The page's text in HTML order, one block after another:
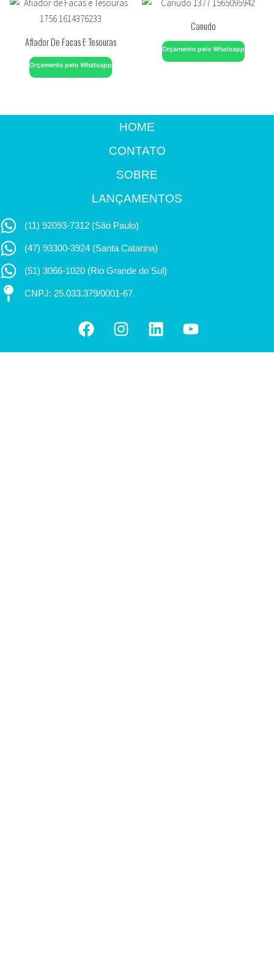
Afiador De Facas E Tesouras
Orçamento pelo Whatsapp
Canudo
Orçamento pelo Whatsapp
HOME
CONTATO
SOBRE
LANÇAMENTOS
(11) 92093-7312 (São Paulo)
(47) 93300-3924 (Santa Catarina)
(51) 3066-1020 (Rio Grande do Sul)
CNPJ: 25.033.379/0001-67